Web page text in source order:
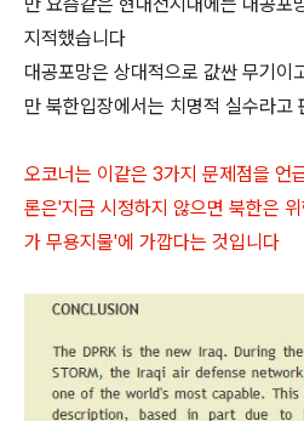
지적했습니다
대공포망은 상대적으로 값싼 무기이
만 북한입장에서는 치명적 실수라고
오코너는 이같은 3가지 문제점을 언
론은'지금 시정하지 않으면 북한은
가 무용지물'에 가깝다는 것입니다